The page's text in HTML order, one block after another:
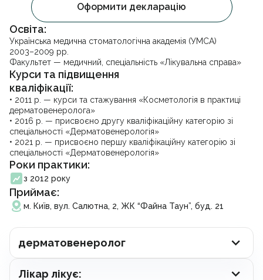
УЗД черевної порожнини
Стоматологія
Психотерапія
Гінекологія
Урологія
Проктологія
Ендокринологія
Отоларингологія
Дерматовенерологія
Кардіологія
Неврологія
Ортопедія і травматологія
Гастроентерологія
Масаж та реабілітація
Вакцинація
Косметологія
Видача довідок
Аналізи
Акційні пропозиції
Партнерство
Франшиза
Вакансії
Блог
Контакти
Facebook Instagram
Записатися на прийом
Підписати декларацію
Освіта:
Українська медична стоматологічна академія (УМСА)
2003–2009 рр.
Факультет — медичний, спеціальність «Лікувальна справа»
Курси та підвищення
кваліфікації:
• 2011 р. — курси та стажування «Косметологія в практиці
дерматовенеролога»
• 2016 р. — присвоєно другу кваліфікаційну категорію зі
спеціальності «Дерматовенерологія»
• 2021 р. — присвоєно першу кваліфікаційну категорію зі
спеціальності «Дерматовенерологія»
Роки практики:
з 2012 року
Приймає:
м. Київ, вул. Салютна, 2, ЖК “Файна Таун”, буд. 21
Оформити декларацію
дерматовенеролог
Лікар лікує: